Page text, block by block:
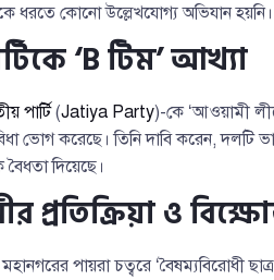
ধরতে কোনো উল্লেখযোগ্য অভিযান হয়নি।
‘B টিম’ আখ্যা
পার্টি(Jatiya Party)-কে ‘আওয়ামী
ভোগ করেছে। তিনি দাবি করেন,
দিয়েছে।
প্রতিক্রিয়া ও
মহানগরের পায়রা চত্বরে